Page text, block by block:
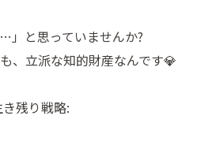
」と思っていませんか?
、立派な知的財産なんです💎
残り戦略: